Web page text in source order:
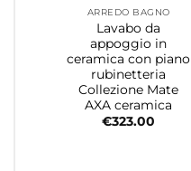
ARREDO BAGNO
Lavabo da
appoggio in
ceramica con piano
rubinetteria
Collezione Mate
AXA ceramica
€323.00